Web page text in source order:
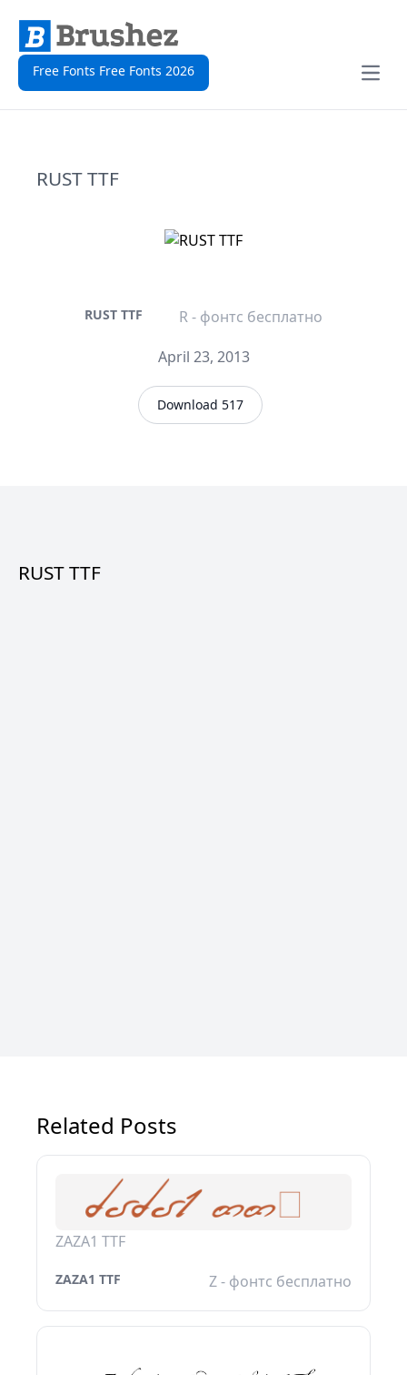
Free Fonts Free Fonts 2026
Open
RUST TTF
RUST TTF
R - фонтс бесплатно
April 23, 2013
Download 517
RUST TTF
Related Posts
ZAZA1 TTF
ZAZA1 TTF Z - фонтс бесплатно